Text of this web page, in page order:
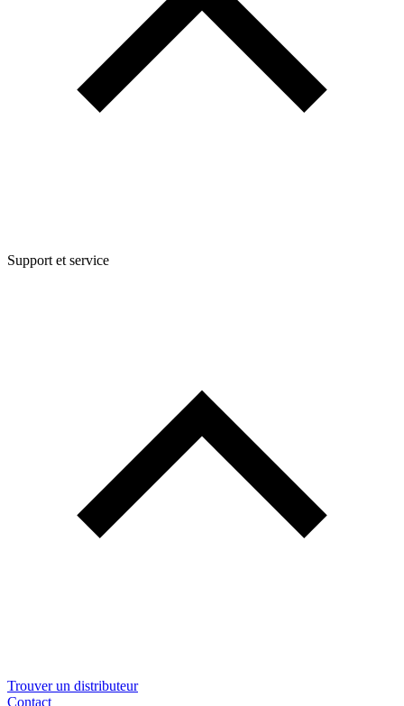
Support et service
Trouver un distributeur
Contact